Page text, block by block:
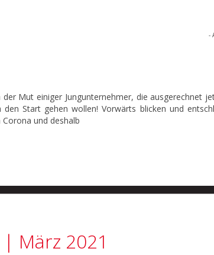
-
Mut einiger Jungunternehmer, die ausgerechnet
Start gehen wollen! Vorwärts blicken und
und deshalb
März 2021